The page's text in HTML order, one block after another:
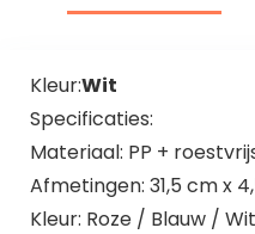
Kleur:Wit
Specificaties:
Materiaal: PP +
Afmetingen: 31,5 cm x
Kleur: Roze / Blauw / Wit